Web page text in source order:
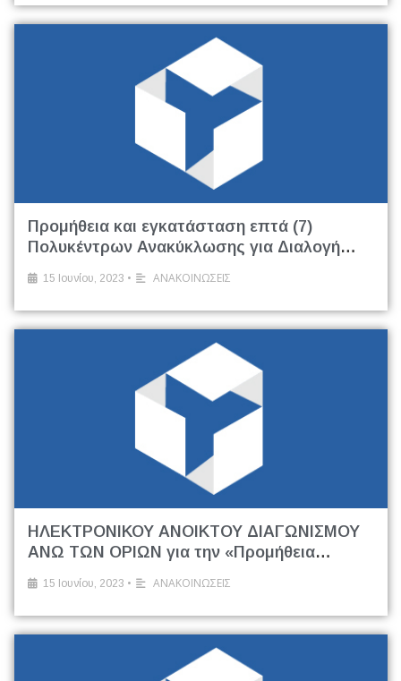
Προμήθεια και εγκατάσταση επτά (7)
Πολυκέντρων Ανακύκλωσης για Διαλογή
οικονομικού εργαλείου προς τους δημότες
15 Ιουνίου, 2023 • ΑΝΑΚΟΙΝΩΣΕΙΣ
ΗΛΕΚΤΡΟΝΙΚΟΥ ΑΝΟΙΚΤΟΥ ΔΙΑΓΩΝΙΣΜΟΥ
ΑΝΩ ΤΩΝ ΟΡΙΩΝ για την «Προμήθεια
Βιοαποβλήτων και τον ΣΜΑ»
15 Ιουνίου, 2023 • ΑΝΑΚΟΙΝΩΣΕΙΣ